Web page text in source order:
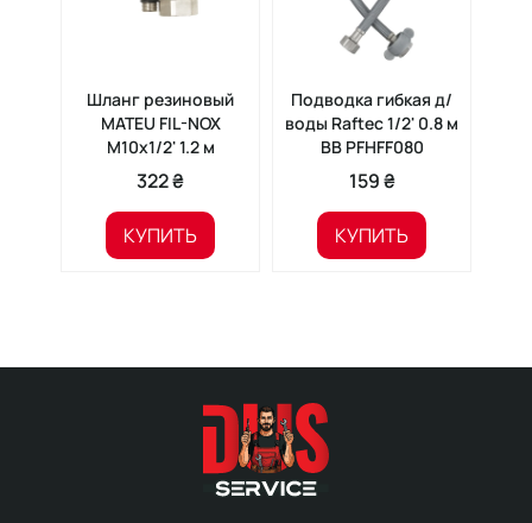
Шланг резиновый
MATEU FIL-NOX
М10x1/2' 1.2 м
322 ₴
КУПИТЬ
Подводка гибкая д/
воды Raftec 1/2' 0.8 м
ВВ PFHFF080
159 ₴
КУПИТЬ